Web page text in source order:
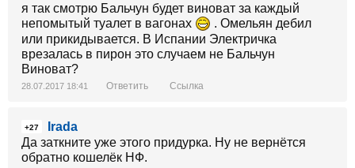
я так смотрю Бальчун будет виноват за каждый
непомытый туалет в вагонах
. Омельян дебил
или прикидывается. В Испании Электричка
врезалась в пирон это случаем не Бальчун
Виноват?
28.07.2017 18:41 Ответить Ссылка
+27
Irada
Да заткните уже этого придурка. Ну не вернётся
обратно кошелёк НФ.